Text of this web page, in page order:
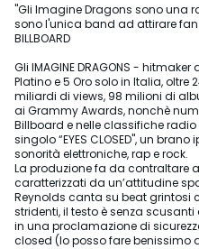
"Gli Imagine Dragons sono una
sono l'unica band ad attirare
BILLBOARD
Gli IMAGINE DRAGONS -
Platino e 5 Oro solo in Italia, oltre
miliardi di views, 98 milioni di
ai Grammy Awards, nonchè
Billboard e nelle classifiche
singolo “EYES CLOSED", un
sonorità elettroniche, rap e rock.
La produzione fa da contraltare
caratterizzati da un’attitudine
Reynolds canta su beat grintosi
stridenti, il testo è senza
in una proclamazione di
closed (lo posso fare benissimo